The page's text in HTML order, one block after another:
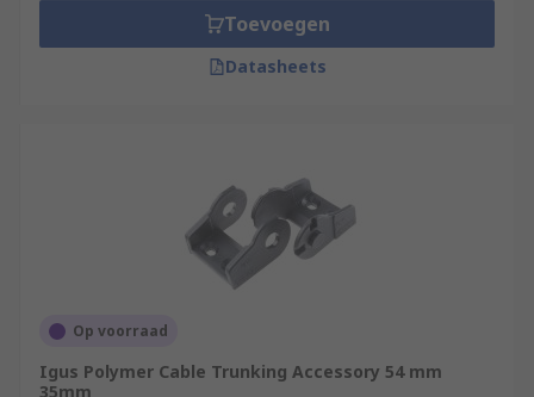
Toevoegen
Datasheets
Op voorraad
Igus Polymer Cable Trunking Accessory 54 mm
35mm